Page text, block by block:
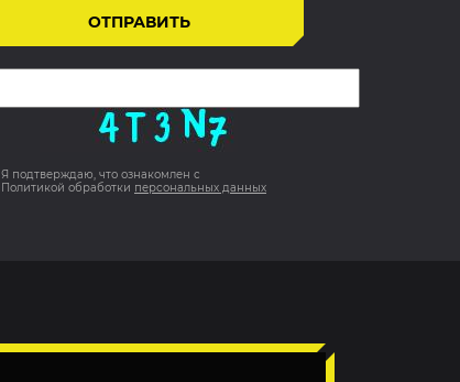
Я подтверждаю, что ознакомлен с
Политикой обработки персональных данных